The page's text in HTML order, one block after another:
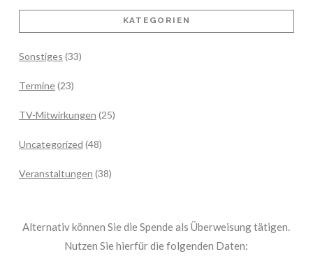
KATEGORIEN
Sonstiges (33)
Termine(23)
TV-Mitwirkungen (25)
Uncategorized (48)
Veranstaltungen (38)
Alternativ können Sie die Spende als Überweisung tätigen.
Nutzen Sie hierfür die folgenden Daten: